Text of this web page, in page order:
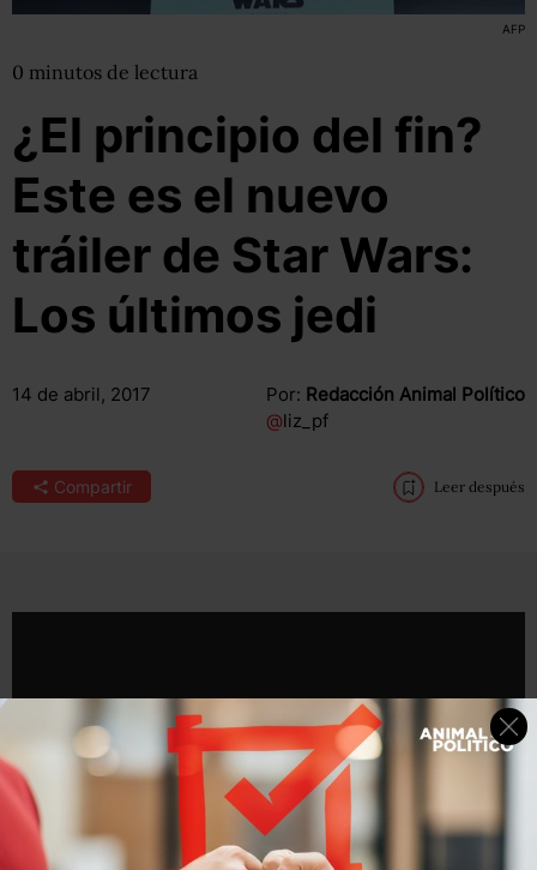
AFP
0 minutos de lectura
¿El principio del fin?
Este es el nuevo
tráiler de Star Wars:
Los últimos jedi
14 de abril, 2017 Por: Redacción Animal Político
@liz_pf
Compartir Leer después